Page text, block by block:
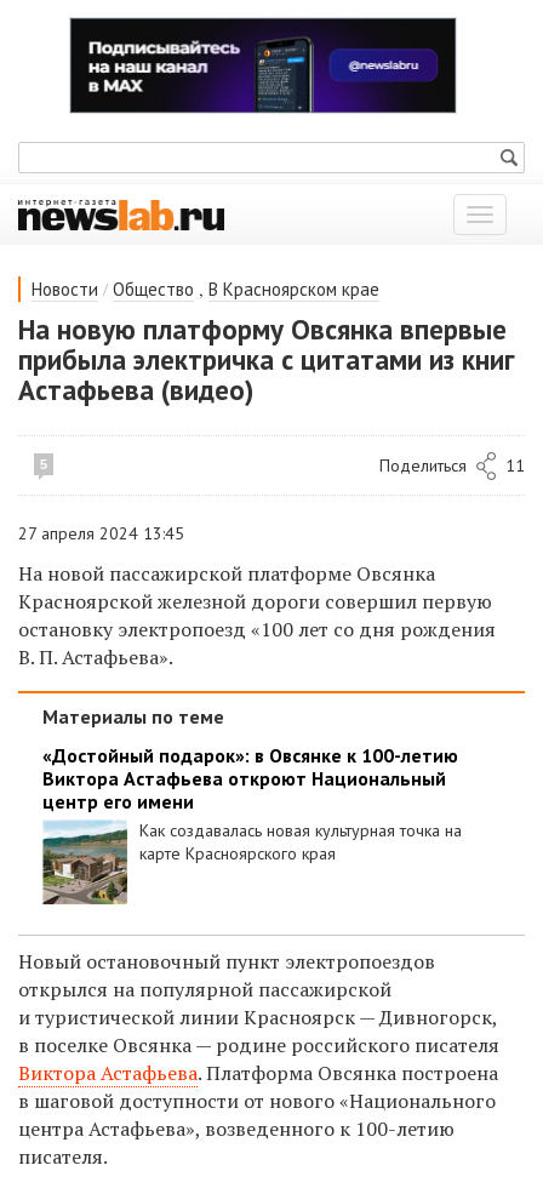
Показать
меню
Новости / Общество , В Красноярском крае
На новую платформу Овсянка впервые
прибыла электричка с цитатами из книг
Астафьева (видео)
5 Поделиться 11
27 апреля 2024 13:45
На новой пассажирской платформе Овсянка
Красноярской железной дороги совершил первую
остановку электропоезд «100 лет со дня рождения
В. П. Астафьева».
Материалы по теме
«Достойный подарок»: в Овсянке к 100-летию
Виктора Астафьева откроют Национальный
центр его имени
Как создавалась новая культурная точка на
карте Красноярского края
Новый остановочный пункт электропоездов
открылся на популярной пассажирской
и туристической линии Красноярск — Дивногорск,
в поселке Овсянка — родине российского писателя
Виктора Астафьева. Платформа Овсянка построена
в шаговой доступности от нового «Национального
центра Астафьева», возведенного к 100-летию
писателя.